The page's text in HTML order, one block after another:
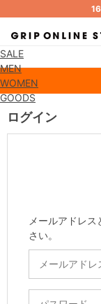
SALE
MEN
WOMEN
GOODS
ログイン
メールアドレ
さい。